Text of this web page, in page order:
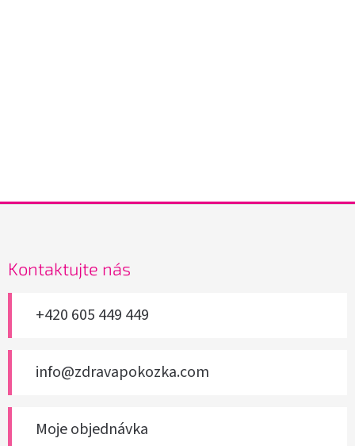
Kontaktujte nás
+420 605 449 449
info@zdravapokozka.com
Moje objednávka